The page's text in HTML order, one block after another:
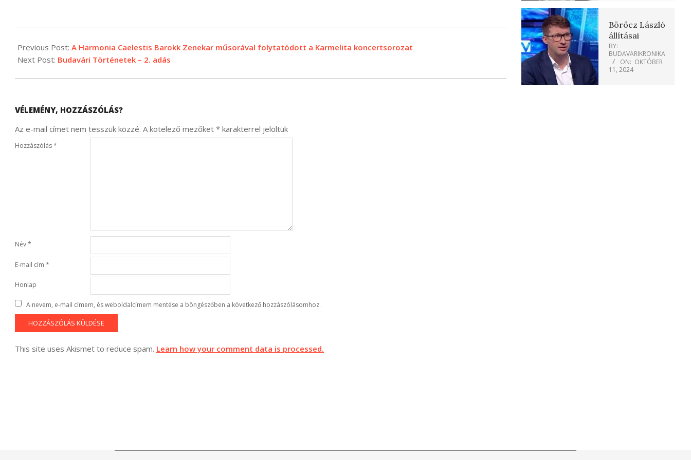
01-
22
Previous Post: A Harmonia Caelestis Barokk Zenekar műsorával folytatódott a Karmelita koncertsorozat
Next Post: Budavári Történetek – 2. adás
VÉLEMÉNY, HOZZÁSZÓLÁS?
Az e-mail címet nem tesszük közzé. A kötelező mezőket * karakterrel jelöltük
Hozzászólás*
Név*
E-mail cím *
Honlap
A nevem, e-mail címem, és weboldalcímem mentése a böngészőben a következő hozzászólásomhoz.
This site uses Akismet to reduce spam. Learn how your comment data is processed.
Böröcz László
állításai
BY:
BUDAVARIKRONIKA
ON: OKTÓBER
11, 2024